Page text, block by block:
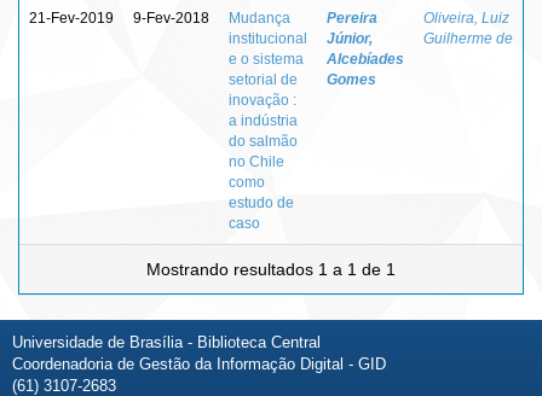
21-Fev-2019 9-Fev-2018
Mudança
institucional
e o sistema
setorial de
inovação :
a indústria
do salmão
no Chile
como
estudo de
caso
Pereira
Júnior,
Alcebíades
Gomes
Oliveira, Luiz
Guilherme de
Mostrando resultados 1 a 1 de 1
Universidade de Brasília - Biblioteca Central
Coordenadoria de Gestão da Informação Digital - GID
(61) 3107-2683